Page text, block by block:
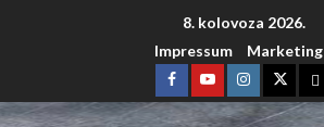
8. kolovoza 2026.
Impressum
Marketing